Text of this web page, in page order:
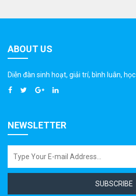
ABOUT US
Diễn đàn sinh hoạt, giải trí, bình luân, học
NEWSLETTER
SUBSCRIBE